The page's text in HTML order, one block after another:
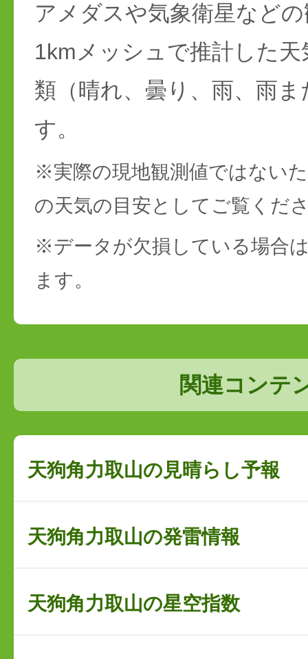
アメダスや気象衛星など
1kmメッシュで推計した
類（晴れ、曇り、雨、雨
す。
※実際の現地観測値ではない
の天気の目安としてご覧くだ
※データが欠損している場合
ます。
関連コンテ
天狗角力取山の見晴らし予報
天狗角力取山の発雷情報
天狗角力取山の星空指数